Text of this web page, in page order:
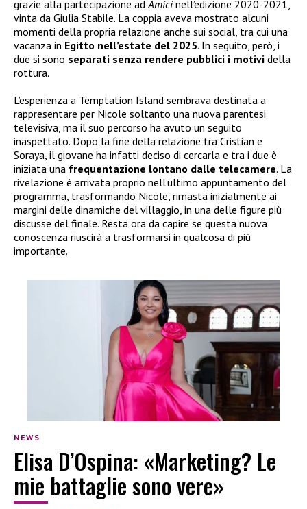
grazie alla partecipazione adAmicinell’edizione 2020-2021,
vinta da Giulia Stabile. La coppia aveva mostrato alcuni
momenti della propria relazione anche sui social, tra cui una
vacanza in Egitto nell’estate del 2025. In seguito, però, i
due si sono separati senza rendere pubblici i motivi della
rottura.
L’esperienza a Temptation Island sembrava destinata a
rappresentare per Nicole soltanto una nuova parentesi
televisiva, ma il suo percorso ha avuto un seguito
inaspettato. Dopo la fine della relazione tra Cristian e
Soraya, il giovane ha infatti deciso di cercarla e tra i due è
iniziata una frequentazione lontano dalle telecamere. La
rivelazione è arrivata proprio nell’ultimo appuntamento del
programma, trasformando Nicole, rimasta inizialmente ai
margini delle dinamiche del villaggio, in una delle figure più
discusse del finale. Resta ora da capire se questa nuova
conoscenza riuscirà a trasformarsi in qualcosa di più
importante.
NEWS
Elisa D’Ospina: «Marketing? Le
mie battaglie sono vere»